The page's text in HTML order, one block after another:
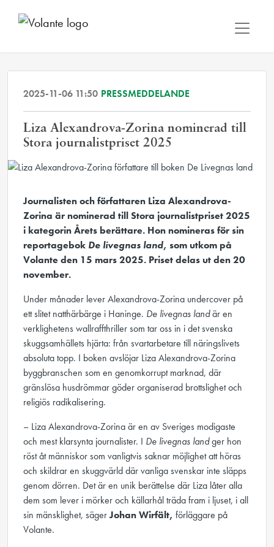
2025-11-06 11:50 PRESSMEDDELANDE
Liza Alexandrova-Zorina nominerad till
Stora journalistpriset 2025
Journalisten och författaren Liza Alexandrova-
Zorina är nominerad till Stora journalistpriset 2025
i kategorin Årets berättare. Hon nomineras för sin
reportagebok De livegnas land, som utkom på
Volante den 15 mars 2025. Priset delas ut den 20
november.
Under månader lever Alexandrova-Zorina undercover på
ett slitet natthärbärge i Haninge. De livegnas landär en
verklighetens wallraffthriller som tar oss in i det svenska
skuggsamhällets hjärta: från svartarbetare till näringslivets
absoluta topp. I boken avslöjar Liza Alexandrova-Zorina
byggbranschen som en genomkorrupt marknad, där
gränslösa husdrömmar göder organiserad brottslighet och
religiös radikalisering.
– Liza Alexandrova-Zorina är en av Sveriges modigaste
och mest klarsynta journalister. I De livegnas landger hon
röst åt människor som vanligtvis saknar möjlighet att höras
och skildrar en skuggvärld där vanliga svenskar inte släpps
genom dörren. Det är en unik berättelse där Liza låter alla
dem som lever i mörker och källarhål träda fram i ljuset, i all
sin mänsklighet, sägerJohan Wirfält, förläggare på
Volante.